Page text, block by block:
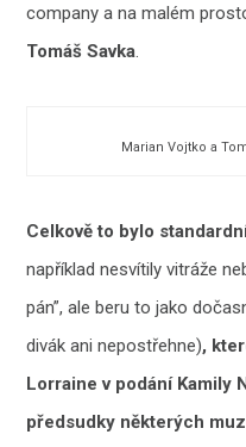
company a na malém
Tomáš Savka.
Marian Vojtko a
Celkově to bylo
například nesvítily vitráže
pán”, ale beru to jako
divák ani nepostřehne),
Lorraine v podání Kamily
předsudky některých